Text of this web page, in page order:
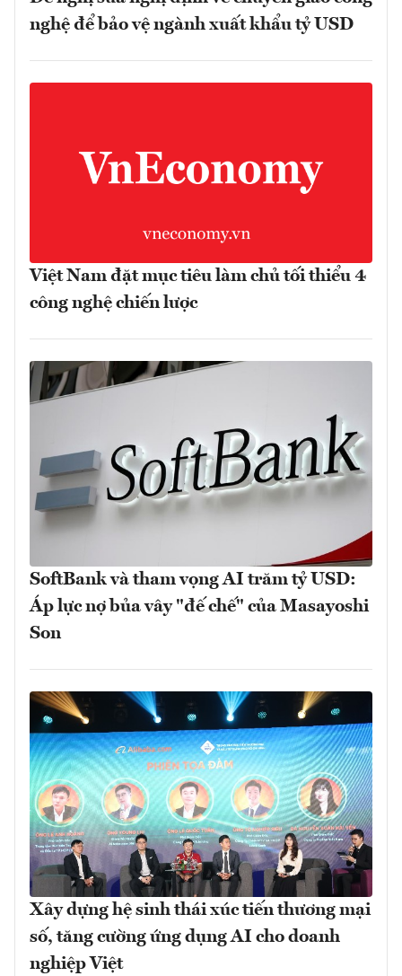
nghệ để bảo vệ ngành xuất khẩu tỷ USD
Việt Nam đặt mục tiêu làm chủ tối thiểu 4
công nghệ chiến lược
SoftBank và tham vọng AI trăm tỷ USD:
Áp lực nợ bủa vây "đế chế" của Masayoshi
Son
Xây dựng hệ sinh thái xúc tiến thương mại
số, tăng cường ứng dụng AI cho doanh
nghiệp Việt